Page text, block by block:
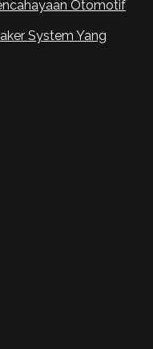
Otomotif
System Yang